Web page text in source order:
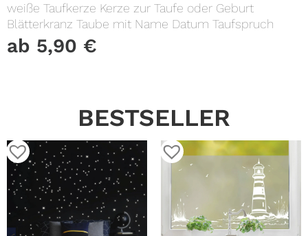
weiße Taufkerze Kerze zur Taufe oder Geburt
Blätterkranz Taube mit Name Datum Taufspruch
ab 5,90 €
BESTSELLER